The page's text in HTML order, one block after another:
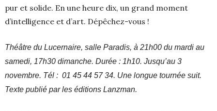
pur et solide. En une heure dix, un grand moment
d’intelligence et d’art. Dépêchez-vous !
Théâtre du Lucernaire, salle Paradis, à 21h00 du mardi au
samedi, 17h30 dimanche. Durée : 1h10. Jusqu’au 3
novembre. Tél : 01 45 44 57 34. Une longue tournée suit.
Texte publié par les éditions Lanzman.